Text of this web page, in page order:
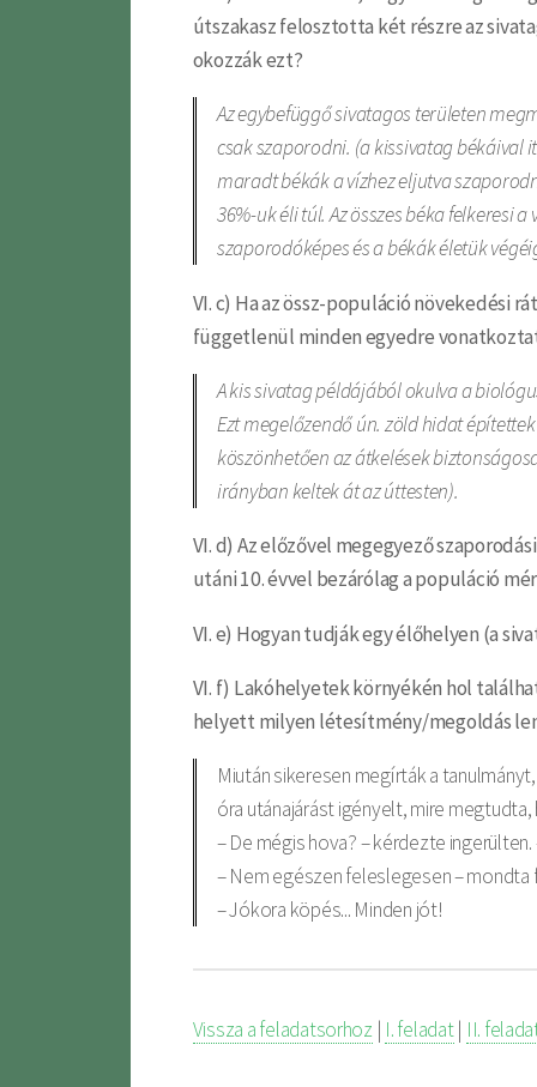
útszakasz felosztotta két részre az
okozzák ezt?
Az egybefüggő sivatagos területen
csak szaporodni. (a kissivatag békáival
maradt békák a vízhez eljutva
36%-uk éli túl. Az összes béka felkeresi
szaporodóképes és a békák életük
VI. c) Ha az össz-populáció növekedési
függetlenül minden egyedre
A kis sivatag példájából okulva a
Ezt megelőzendő ún. zöld hidat
köszönhetően az átkelések
irányban keltek át az úttesten).
VI. d) Az előzővel megegyező
utáni 10. évvel bezárólag a populáció
VI. e) Hogyan tudják egy élőhelyen (a
VI. f) Lakóhelyetek környékén hol
helyett milyen létesítmény/megoldás
Miután sikeresen megírták a
óra utánajárást igényelt, mire
– De mégis hova? – kérdezte
– Nem egészen feleslegesen – mondta
– Jókora köpés... Minden jót!
Vissza a feladatsorhoz| I. feladat| II.